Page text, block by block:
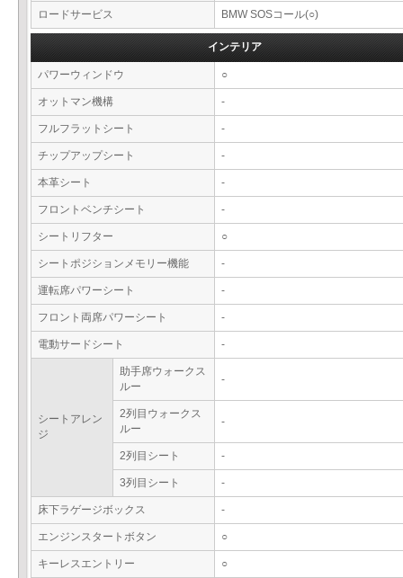
ロードサービス BMW SOSコール(○)
インテリア
パワーウィンドウ ○
オットマン機構 -
フルフラットシート -
チップアップシート -
本革シート -
フロントベンチシート -
シートリフター ○
シートポジションメモリー機能 -
運転席パワーシート -
フロント両席パワーシート -
電動サードシート -
シートアレン
ジ
助手席ウォークス
ルー
-
2列目ウォークス
ルー
-
2列目シート -
3列目シート -
床下ラゲージボックス -
エンジンスタートボタン ○
キーレスエントリー ○